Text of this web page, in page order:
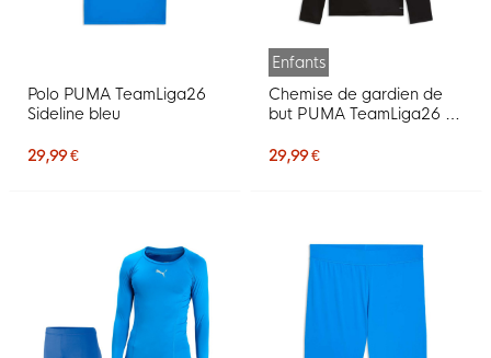
Polo PUMA TeamLiga26
Sideline bleu
29,99 €
Enfants
Chemise de gardien de
but PUMA TeamLiga26 à
enfants, noir et blanc
29,99 €